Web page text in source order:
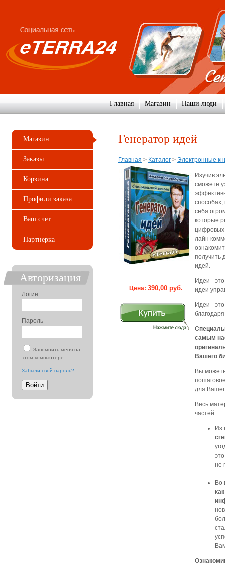
Главная Магазин Наши люди
Генератор идей
Главная > Каталог > Электронные
Цена:390,00 руб.
Изучив
сможете
себя
которые
цифровых
лайн
получить
идей.
Идеи -
идеи
Идеи -
самым
Вашего
Вы
для
Весь
частей:
Из
не
Во
Магазин
Заказы
Корзина
Профили заказа
Ваш счет
Партнерка
Авторизация
Логин
Пароль
Запомнить меня на
этом компьютере
Забыли свой пароль?